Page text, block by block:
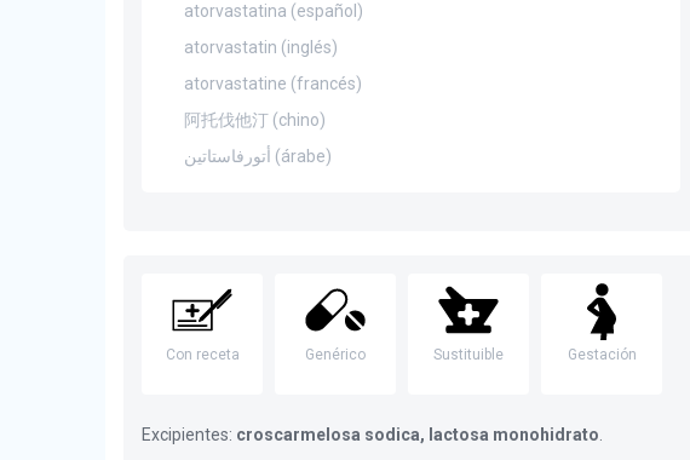
atorvastatina (español)
atorvastatin (inglés)
atorvastatine (francés)
阿托伐他汀 (chino)
أتورفاستاتين (árabe)
Con receta Genérico Sustituible Gestación
Excipientes: croscarmelosa sodica, lactosa monohidrato